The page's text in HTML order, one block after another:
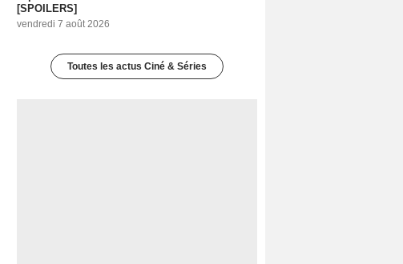
[SPOILERS]
vendredi 7 août 2026
Toutes les actus Ciné & Séries